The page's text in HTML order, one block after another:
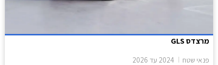
מרצדס GLS
פנאי שטח 2024 עד 2026